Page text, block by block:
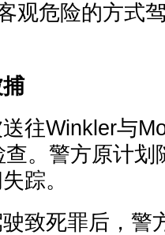
观危险的方式
往Winkler与
。警方原计划
踪。
致死罪后，警